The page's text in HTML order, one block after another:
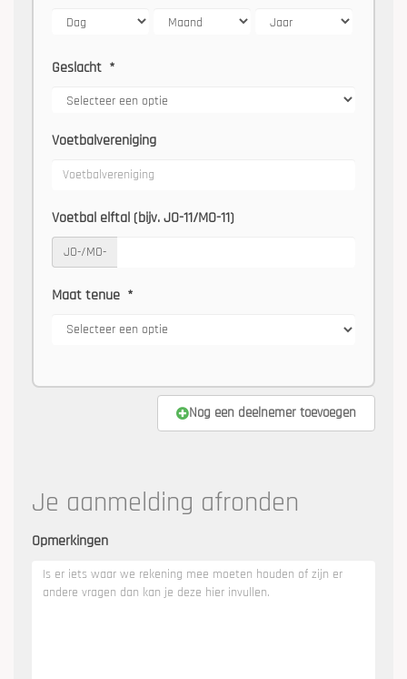
Geslacht *
Voetbalvereniging
Voetbal elftal (bijv. JO-11/MO-11)
JO-/MO-
Maat tenue *
Nog een deelnemer toevoegen
Je aanmelding afronden
Opmerkingen